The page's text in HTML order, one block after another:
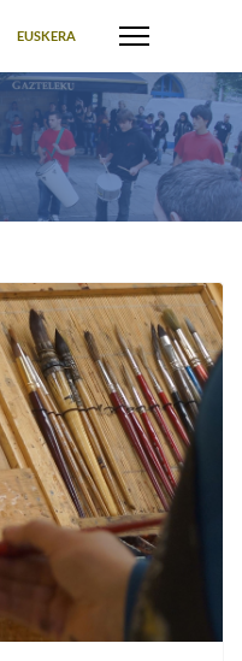
EUSKERA